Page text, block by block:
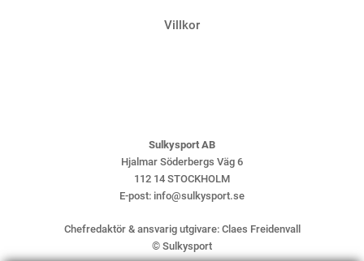
Villkor
Sulkysport AB
Hjalmar Söderbergs Väg 6
112 14 STOCKHOLM
E-post: info@sulkysport.se
Chefredaktör & ansvarig utgivare: Claes Freidenvall
© Sulkysport